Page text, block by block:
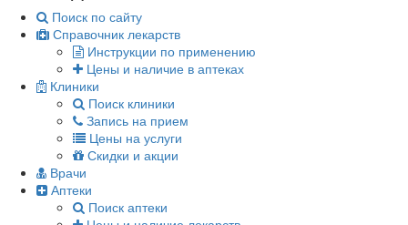
Поиск по сайту
Справочник лекарств
Инструкции по применению
Цены и наличие в аптеках
Клиники
Поиск клиники
Запись на прием
Цены на услуги
Скидки и акции
Врачи
Аптеки
Поиск аптеки